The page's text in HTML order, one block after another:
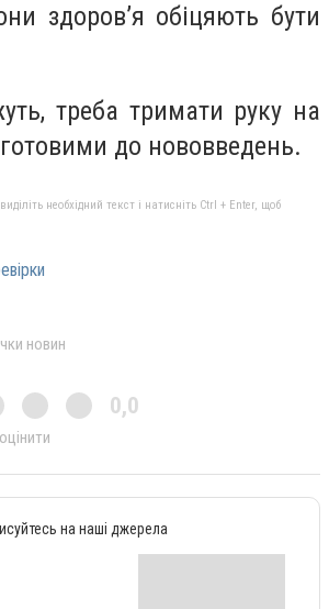
здоров’я обіцяють бути
треба тримати руку на
готовими до нововведень.
необхідний текст і натисніть Ctrl + Enter, щоб
новин
0,0
на наші джерела